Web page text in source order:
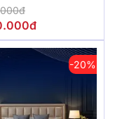
-20%